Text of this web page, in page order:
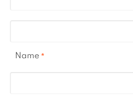
Name *